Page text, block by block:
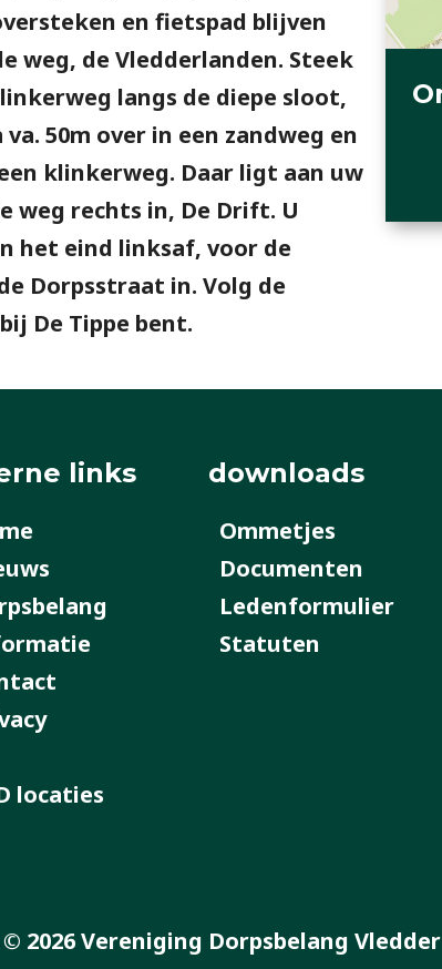
en fietspad blijven
weg, de Vledderlanden. Steek
langs de diepe sloot,
50m over in een zandweg en
klinkerweg. Daar ligt aan uw
weg rechts in, De Drift. U
het eind linksaf, voor de
Dorpsstraat in. Volg de
De Tippe bent.
links
locaties
downloads
Ommetjes
Documenten
Ledenformulier
Statuten
2026 Vereniging Dorpsbelang Vledder